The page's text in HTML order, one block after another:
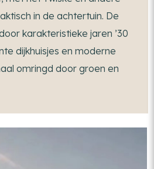
in de achtertuin. De
karakteristieke jaren ’30
dijkhuisjes en moderne
omringd door groen en